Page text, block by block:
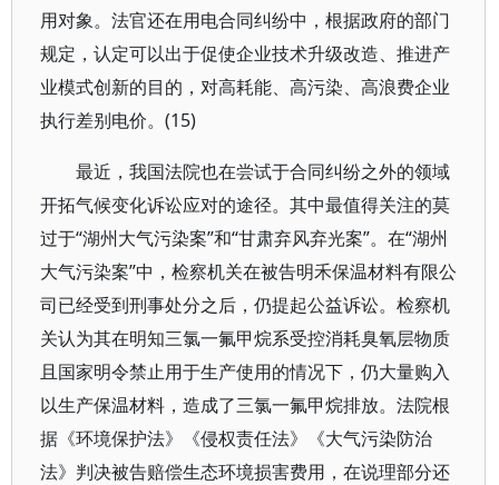
用对象。法官还在用电合同纠纷中，根据政府的部门
规定，认定可以出于促使企业技术升级改造、推进产
业模式创新的目的，对高耗能、高污染、高浪费企业
执行差别电价。(15)
最近，我国法院也在尝试于合同纠纷之外的领域
开拓气候变化诉讼应对的途径。其中最值得关注的莫
过于“湖州大气污染案”和“甘肃弃风弃光案”。在“湖州
大气污染案”中，检察机关在被告明禾保温材料有限公
司已经受到刑事处分之后，仍提起公益诉讼。检察机
关认为其在明知三氯一氟甲烷系受控消耗臭氧层物质
且国家明令禁止用于生产使用的情况下，仍大量购入
以生产保温材料，造成了三氯一氟甲烷排放。法院根
据《环境保护法》《侵权责任法》《大气污染防治
法》判决被告赔偿生态环境损害费用，在说理部分还